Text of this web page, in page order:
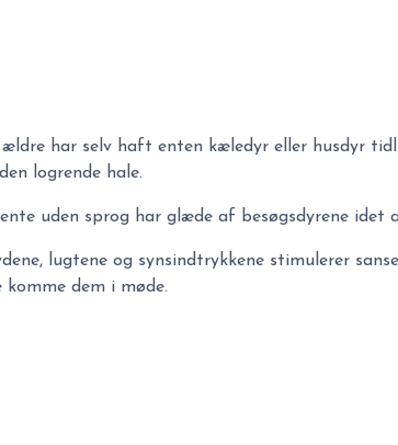
har selv haft enten kæledyr eller husdyr
logrende hale.
uden sprog har glæde af besøgsdyrene
lugtene og synsindtrykkene stimulerer
komme dem i møde.